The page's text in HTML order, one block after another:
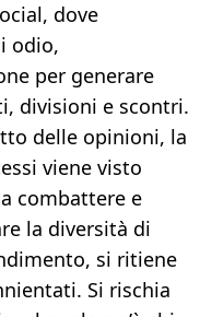
dove
odio,
per generare
divisioni e scontri.
delle opinioni, la
viene visto
combattere e
la diversità di
si ritiene
Si rischia